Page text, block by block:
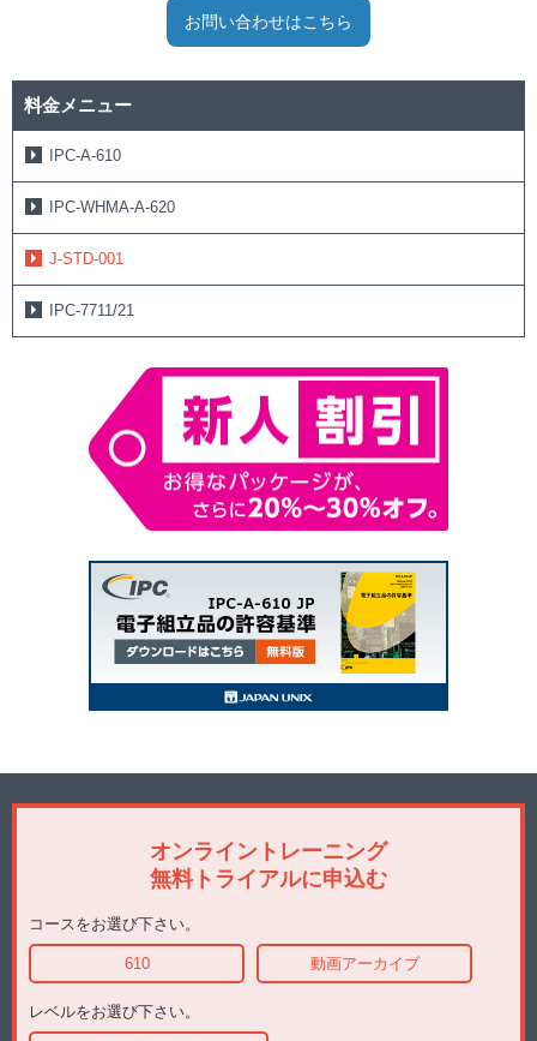
本コースは、「J-STD-001：はんだ付される電気及び電子組立
品に関する要求事項」のスペシャリスト(CIS)育成に必要なトレ
CIS育成を行うことが出来ます。IPCの認定証は、海外顧客から
の準拠要求や認証取得指示があった際、国際的に有効な取得証
J-STD-001 CIT トレーニング料金（税別）
CITの新規取得には、IPC会員への入会がお得です。
IPCポリシー変更により、CIT登録料(会員8.5万円／非会員15万円)が別
途必要となります。
更新は既にCITをお持ちの方が対象です。
上記料金は、為替動向などの理由により予告なく改定する場合がござ
います
J-STD-001スペースは、
お問い合わせはこちら
料金メニュー
IPC-A-610
IPC-WHMA-A-620
J-STD-001
IPC-7711/21
オンライントレーニング
無料トライアルに申込む
コースをお選び下さい。
610 動画アーカイブ
レベルをお選び下さい。